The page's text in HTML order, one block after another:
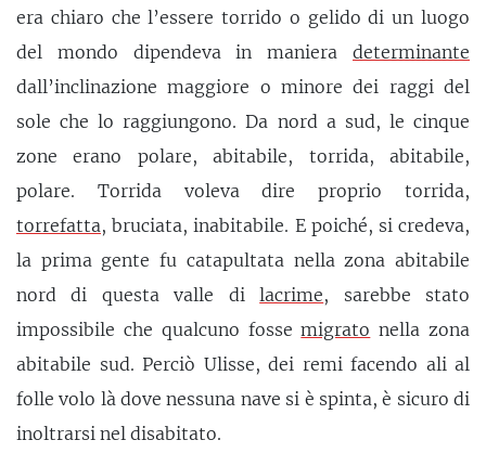
era chiaro che l’essere torrido o gelido di un luogo
del mondo dipendeva in maniera determinante
dall’inclinazione maggiore o minore dei raggi del
sole che lo raggiungono. Da nord a sud, le cinque
zone erano polare, abitabile, torrida, abitabile,
polare. Torrida voleva dire proprio torrida,
torrefatta, bruciata, inabitabile. E poiché, si credeva,
la prima gente fu catapultata nella zona abitabile
nord di questa valle dilacrime, sarebbe stato
impossibile che qualcuno fossemigrato nella zona
abitabile sud. Perciò Ulisse, dei remi facendo ali al
folle volo là dove nessuna nave si è spinta, è sicuro di
inoltrarsi nel disabitato.